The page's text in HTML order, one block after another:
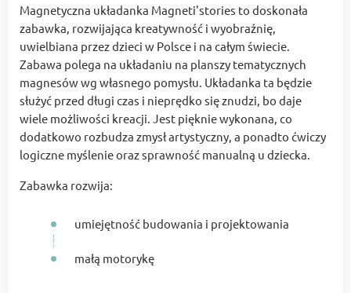
Magnetyczna układanka Magneti'stories to doskonała
zabawka, rozwijająca kreatywność i wyobraźnię,
uwielbiana przez dzieci w Polsce i na całym świecie.
Zabawa polega na układaniu na planszy tematycznych
magnesów wg własnego pomysłu. Układanka ta będzie
służyć przed długi czas i nieprędko się znudzi, bo daje
wiele możliwości kreacji. Jest pięknie wykonana, co
dodatkowo rozbudza zmysł artystyczny, a ponadto ćwiczy
logiczne myślenie oraz sprawność manualną u dziecka.
Zabawka rozwija:
umiejętność budowania i projektowania
małą motorykę